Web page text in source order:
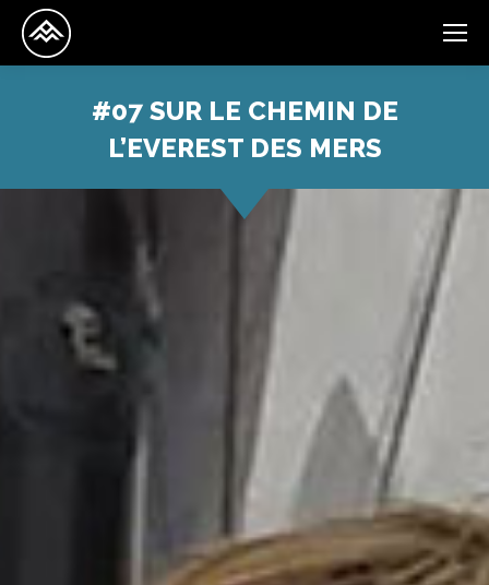
#07 SUR LE CHEMIN DE
L’EVEREST DES MERS